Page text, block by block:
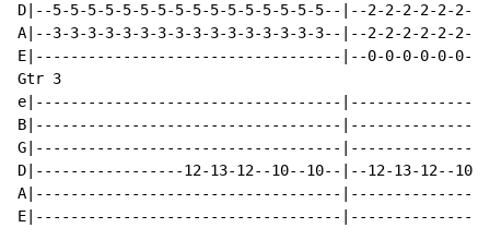
D|--5-5-5-5-5-5-5-5-5-5-5-5-5-5-5-5--|--2-2-2-2-2-2-
A|--3-3-3-3-3-3-3-3-3-3-3-3-3-3-3-3--|--2-2-2-2-2-2-
E|-----------------------------------|--0-0-0-0-0-0-0-
Gtr 3
e|-----------------------------------
B|-----------------------------------
G|-----------------------------------
D|-----------------12-13-12--10--10--|--12-13-12--
A|-----------------------------------
E|-----------------------------------